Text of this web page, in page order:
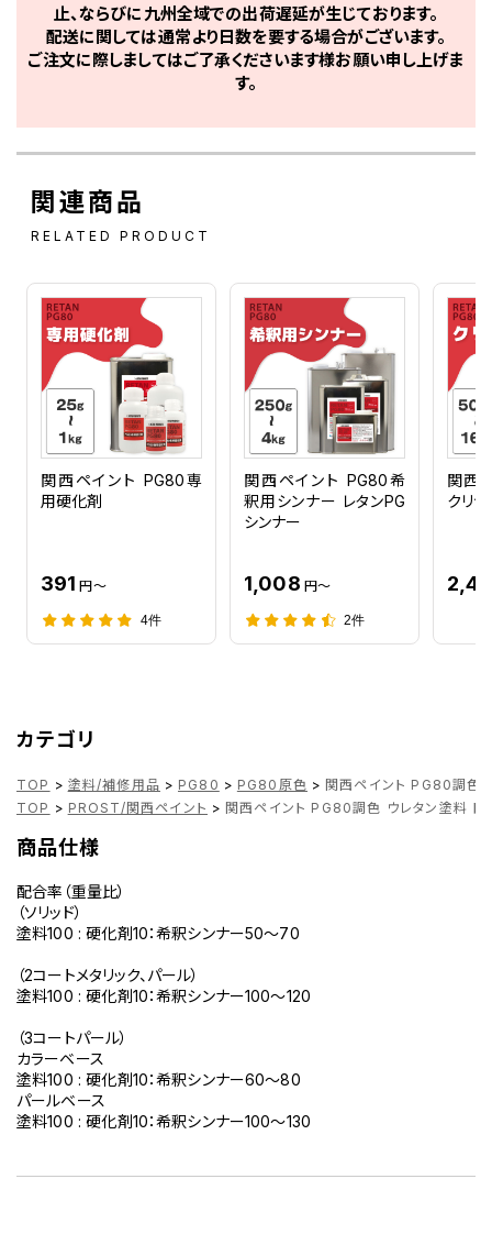
1A8 ダークグレーM
1A9 イエローシルバーM
1B6 鸞鳳グロリアスグレーMモリブデン
1C8 シルバーＭ
1D0 シルバーM
1D4 シルバーM
1D5 シルバーマイカM
1D6 シルバーメタリック
1D9 シルバーメタリックグラファイト
1E0 ダークグレーマイカ
1E2 ダークグレーマイカM
1E3 グレーマイカM
1E4 シルバーM
1E7 シルバーマイカM
1E8 グレーマイカM
1E9 ダークグレーマイカM
1F6 ダークグレーマイカM
1F8 ミディアムシルバーM
1F9 グレーM
1G6 グレーM
1G7 シルバーM
1H4 アイスチタニウムマイカメタリック
1H5 セメントグレーメタリック
1J5 メローシルバーメタリック
1K0 メタルストリームメタリック
1K3 セレスタイトグレーメタリック
1K5 プレシャスガレナ
1K9 スレートグレーメタリック
1L0 シルバーメタリック
1L6 マッシブグレー
1L7 ダークグレー
1M2 アッシュ
1M8 MATTE STEALTH GRAY
202 ブラック
止、ならびに九州全域での出荷遅延が生じております。
配送に関しては通常より日数を要する場合がございます。
ご注文に際しましてはご了承くださいます様お願い申し上げま
す。
関連商品
RELATED PRODUCT
関西ペイント PG80専
用硬化剤
391 円～
4件
関西ペイント PG80希
釈用シンナー レタンPG
シンナー
1,008 円～
2件
関西
クリ
カテゴリ
TOP > 塗料/補修用品 > PG80 > PG80原色 > 関西ペイント PG80調色
TOP > PROST/関西ペイント > 関西ペイント PG80調色 ウレタン塗料
商品仕様
配合率（重量比）
（ソリッド）
塗料100 : 硬化剤10：希釈シンナー50～70
（2コートメタリック、パール）
塗料100 : 硬化剤10：希釈シンナー100～120
（3コートパール）
カラーベース
塗料100 : 硬化剤10：希釈シンナー60～80
パールベース
塗料100 : 硬化剤10：希釈シンナー100～130